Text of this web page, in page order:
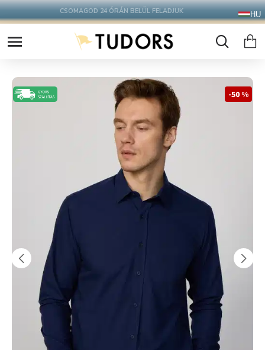
10.000 Ft FELETT INGYENES SZÁLLÍTÁS
FOXPOST CSOMAGAUTOMATÁBA !
HU
-50 %